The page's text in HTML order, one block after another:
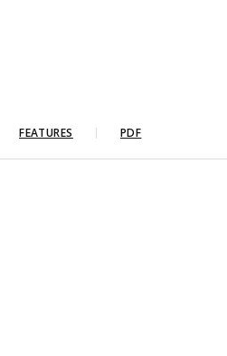
FEATURES PDF